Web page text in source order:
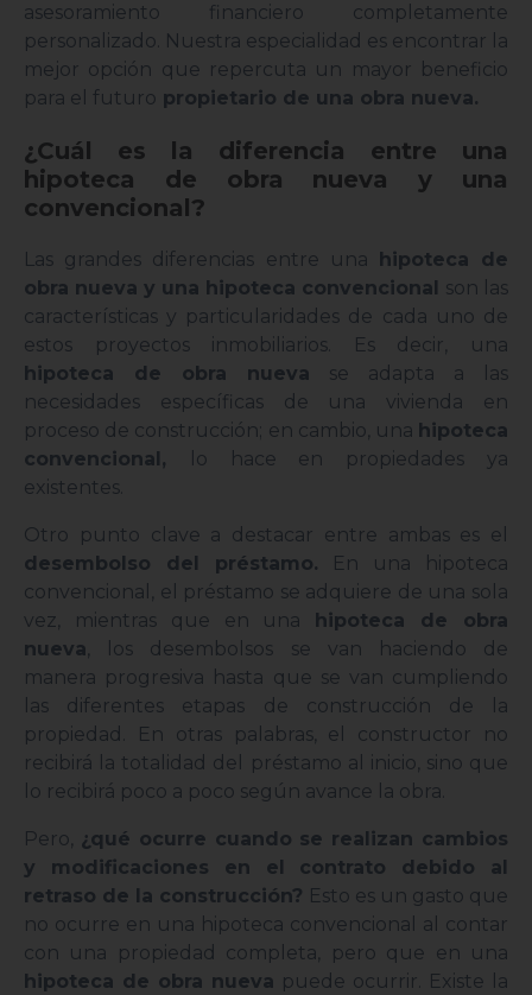
asesoramiento financiero completamente
personalizado. Nuestra especialidad es encontrar la
mejor opción que repercuta un mayor beneficio
para el futuro propietario de una obra nueva.
¿Cuál es la diferencia entre una
hipoteca de obra nueva y una
convencional?
Las grandes diferencias entre una
hipoteca de
obra nueva y una hipoteca convencional son las
características y particularidades de cada uno de
estos proyectos inmobiliarios. Es decir, una
hipoteca de obra nueva se adapta a las
necesidades específicas de una vivienda en
proceso de construcción; en cambio, una hipoteca
convencional,
lo hace en propiedades ya
existentes.
Otro punto clave a destacar entre ambas es el
desembolso del préstamo.
En una hipoteca
convencional, el préstamo se adquiere de una sola
vez, mientras que en una
hipoteca de obra
nueva, los desembolsos se van haciendo de
manera progresiva hasta que se van cumpliendo
las diferentes etapas de construcción de la
propiedad. En otras palabras, el constructor no
recibirá la totalidad del préstamo al inicio, sino que
lo recibirá poco a poco según avance la obra.
Pero, ¿qué ocurre cuando se realizan cambios
y modificaciones en el contrato debido al
retraso de la construcción? Esto es un gasto que
no ocurre en una hipoteca convencional al contar
con una propiedad completa, pero que en una
hipoteca de obra nueva puede ocurrir. Existe la